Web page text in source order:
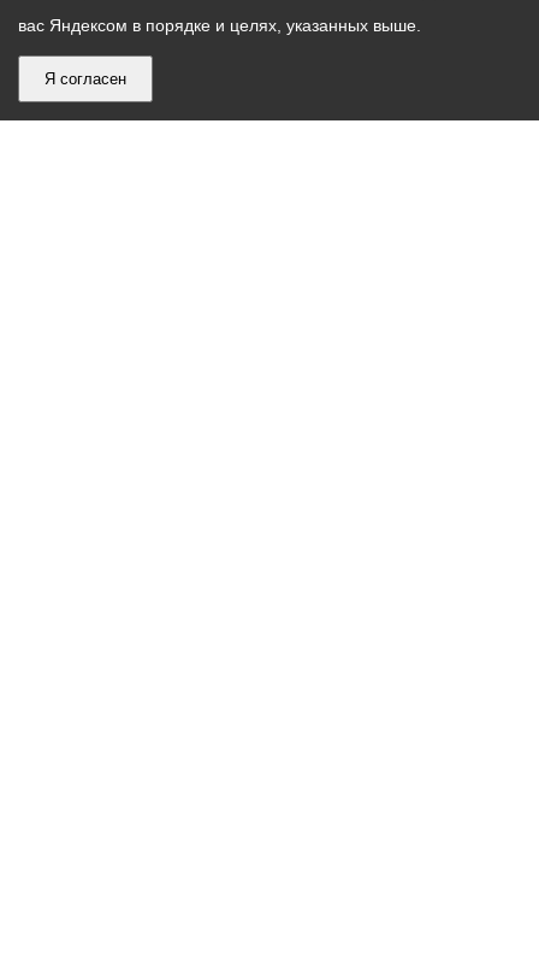
вас Яндексом в порядке и целях, указанных выше.
Я согласен